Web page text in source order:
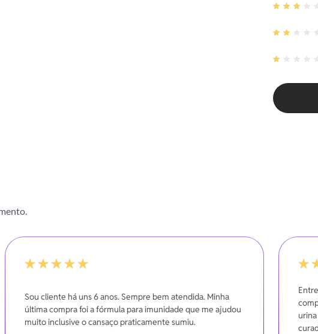
Sou cliente há uns 6 anos. Sempre bem atendida. Minha
última compra foi a fórmula para imunidade que me ajudou
muito inclusive o cansaço praticamente sumiu.